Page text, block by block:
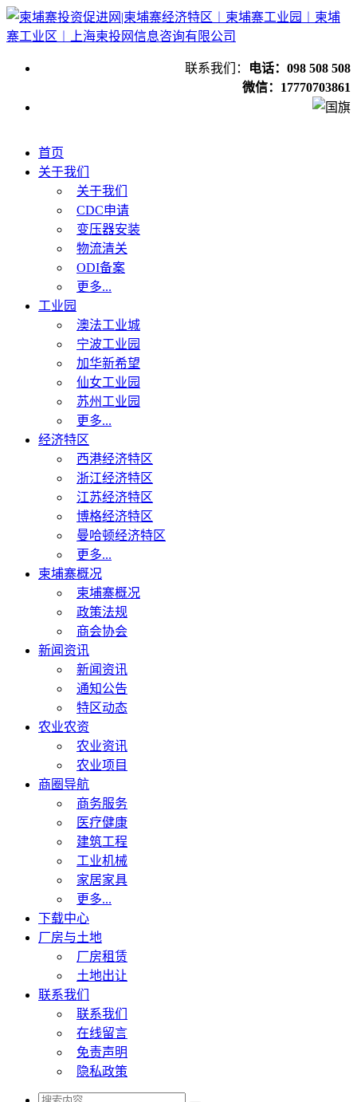
联系我们：
电话：098 508 508
微信：17770703861
首页
关于我们
关于我们
CDC申请
变压器安装
物流清关
ODI备案
更多...
工业园
澳法工业城
宁波工业园
加华新希望
仙女工业园
苏州工业园
更多...
经济特区
西港经济特区
浙江经济特区
江苏经济特区
博格经济特区
曼哈顿经济特区
更多...
柬埔寨概况
柬埔寨概况
政策法规
商会协会
新闻资讯
新闻资讯
通知公告
特区动态
农业农资
农业资讯
农业项目
商圈导航
商务服务
医疗健康
建筑工程
工业机械
家居家具
更多...
下载中心
厂房与土地
厂房租赁
土地出让
联系我们
联系我们
在线留言
免责声明
隐私政策